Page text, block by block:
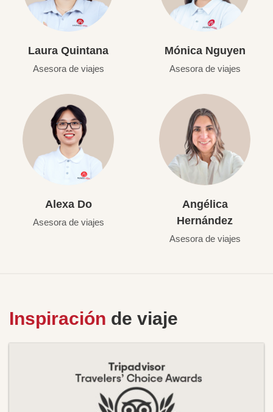
Laura Quintana
Asesora de viajes
Mónica Nguyen
Asesora de viajes
Alexa Do
Asesora de viajes
Angélica
Hernández
Asesora de viajes
Inspiración de viaje